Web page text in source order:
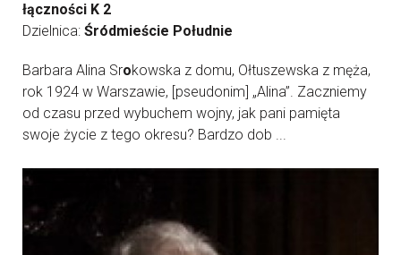
łączności K 2
Dzielnica: Śródmieście Południe
Barbara Alina Srokowska z domu, Ołtuszewska z męża,
rok 1924 w Warszawie, [pseudonim] „Alina”. Zaczniemy
od czasu przed wybuchem wojny, jak pani pamięta
swoje życie z tego okresu? Bardzo dob ...